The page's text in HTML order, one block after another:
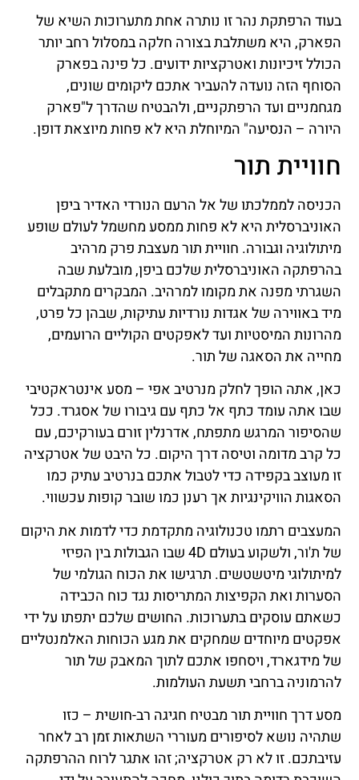
בעוד הרפתקת נהר זו נותרה אחת מתערוכות השיא של
הפארק, היא משתלבת בצורה חלקה במסלול רחב יותר
הכולל זיכיונות ואטרקציות ידועים. כל פינה בפארק
הסוחף הזה נועדה להעביר אתכם ליקומים שונים,
מגחמניים ועד הרפתקניים, ולהבטיח שהדרך ל"פארק
היורה – הנסיעה" המיוחלת היא לא פחות מיוצאת דופן.
חוויית תור
הכניסה לממלכתו של אל הרעם הנורדי האדיר ביפן
האוניברסלית היא לא פחות ממסע מחשמל לעולם שופע
מיתולוגיה וגבורה. חוויית תור מעצבת פרק מרהיב
בהרפתקה האוניברסלית שלכם ביפן, מובלעת שבה
השגרתי מפנה את מקומו למרהיב. המבקרים מתקבלים
מיד באווירה של אגדות נורדיות עתיקות, שבהן כל פרט,
מהרונות המיסטיות ועד לאפקטים הקוליים הרועמים,
מחייה את הסאגה של תור.
כאן, אתה הופך לחלק מנרטיב אפי – מסע אינטראקטיבי
שבו אתה עומד כתף אל כתף עם גיבורו של אסגרד. ככל
שהסיפור המרגש מתפתח, אדרנלין זורם בעורקיכם, עם
כל קרב מדומה וטיסה דרך היקום. כל היבט של אטרקציה
זו מעוצב בקפידה כדי לטבול אתכם בנרטיב עתיק כמו
הסאגות הוויקינגיות אך רענן כמו שובר קופות עכשווי.
המעצבים רתמו טכנולוגיה מתקדמת כדי לדמות את היקום
של ת'ור, ולשקוע בעולם 4D שבו הגבולות בין הפיזי
למיתולוגי מיטשטשים. תרגישו את הכוח הגולמי של
הסערות ואת הקפיצות המתריסות נגד כוח הכבידה
כשאתם עוסקים בתערוכות. החושים שלכם יתפתו על ידי
אפקטים מיוחדים שמחקים את מגע הכוחות האלמנטליים
של מידגארד, ויסחפו אתכם לתוך המאבק של תור
להרמוניה ברחבי תשעת העולמות.
מסע דרך חוויית תור מבטיח חגיגה רב-חושית – כזו
שתהיה נושא לסיפורים מעוררי השתאות זמן רב לאחר
עזיבתכם. זו לא רק אטרקציה; זהו אתגר לרוח ההרפתקה